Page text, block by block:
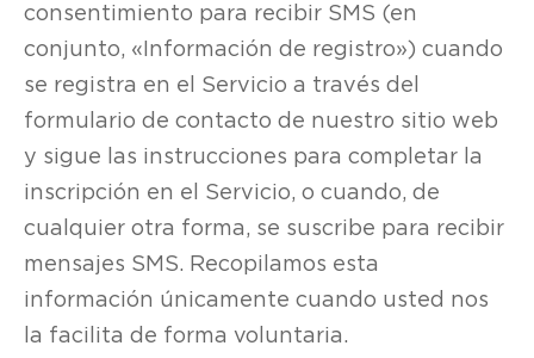
consentimiento para recibir SMS (en
conjunto, «Información de registro») cuando
se registra en el Servicio a través del
formulario de contacto de nuestro sitio web
y sigue las instrucciones para completar la
inscripción en el Servicio, o cuando, de
cualquier otra forma, se suscribe para recibir
mensajes SMS. Recopilamos esta
información únicamente cuando usted nos
la facilita de forma voluntaria.